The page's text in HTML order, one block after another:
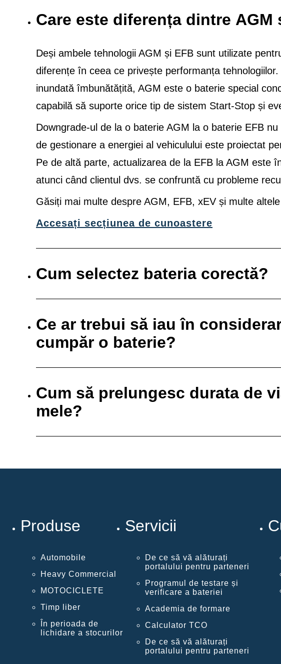
Care este diferența dintre AGM
Deși ambele tehnologii AGM și EFB sunt utilizate
diferențe în ceea ce privește performanța
inundată îmbunătățită, AGM este o baterie special
capabilă să suporte orice tip de sistem Start-Stop și
Downgrade-ul de la o baterie AGM la o baterie EFB
de gestionare a energiei al vehiculului este proiectat
Pe de altă parte, actualizarea de la EFB la AGM este
atunci când clientul dvs. se confruntă cu probleme
Găsiți mai multe despre AGM, EFB, xEV și multe
Accesați secțiunea de cunoastere
Cum selectez bateria corectă?
Ce ar trebui să iau în
cumpăr o baterie?
Cum să prelungesc durata de
mele?
Produse
Automobile
Heavy Commercial
MOTOCICLETE
Timp liber
În perioada de
lichidare a stocurilor
Servicii
De ce să vă alăturați
portalului pentru parteneri
Programul de testare și
verificare a bateriei
Academia de formare
Calculator TCO
De ce să vă alăturați
portalului pentru parteneri